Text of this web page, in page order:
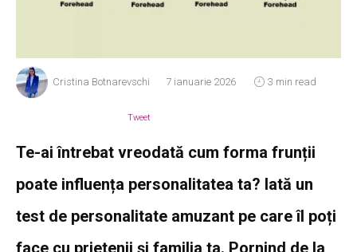
Cristina Botnarevschi 7 ianuarie 2026 3 min read
Tweet
Te-ai întrebat vreodată cum forma frunții
poate influența personalitatea ta? Iată un
test de personalitate amuzant pe care îl poți